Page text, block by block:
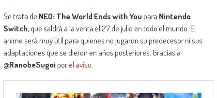
Se trata de NEO: The World Ends with Youpara Nintendo
Switch, que saldrá a la venta el 27 de julio en todo el mundo. El
anime será muy útil para quienes no jugaron su predecesor ni sus
adaptaciones que se dieron en años posteriores. Gracias a
@RanobeSugoiporel aviso